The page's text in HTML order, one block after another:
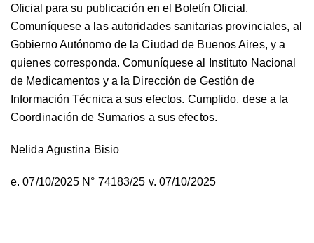
Oficial para su publicación en el Boletín Oficial.
Comuníquese a las autoridades sanitarias provinciales, al
Gobierno Autónomo de la Ciudad de Buenos Aires, y a
quienes corresponda. Comuníquese al Instituto Nacional
de Medicamentos y a la Dirección de Gestión de
Información Técnica a sus efectos. Cumplido, dese a la
Coordinación de Sumarios a sus efectos.
Nelida Agustina Bisio
e. 07/10/2025 N° 74183/25 v. 07/10/2025